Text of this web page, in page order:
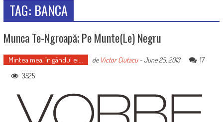
TAG: BANCA
Munca Te-Ngroapă; Pe Munte(le) Negru
Mintea mea, în gândul ei... de Victor Ciutacu-June 25, 2013
17
3525